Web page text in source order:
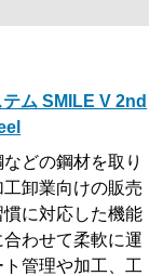
ム SMILE V 2nd
どの鋼材を取り
卸業向けの販売
に対応した機能
わせて柔軟に運
管理や加工、工